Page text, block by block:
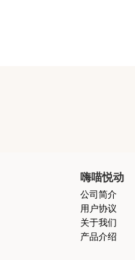
嗨喵悦动
公司简介
用户协议
关于我们
产品介绍